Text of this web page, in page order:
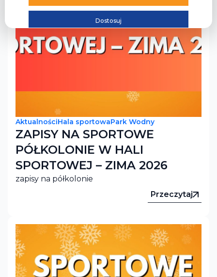
AktualnościHala sportowaPark Wodny
ZAPISY NA SPORTOWE
PÓŁKOLONIE W HALI
SPORTOWEJ – ZIMA 2026
zapisy na półkolonie
Przeczytaj
Dostosuj